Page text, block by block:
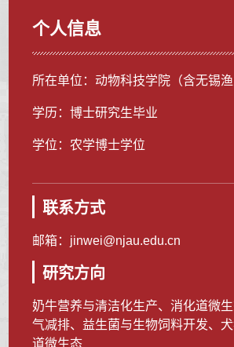
个人信息
所在单位：动物科技学院（含无锡渔
学历：博士研究生毕业
学位：农学博士学位
联系方式
邮箱： jinwei@njau.edu.cn
研究方向
奶牛营养与清洁化生产、消化道微
气减排、益生菌与生物饲料开发、
道微生态